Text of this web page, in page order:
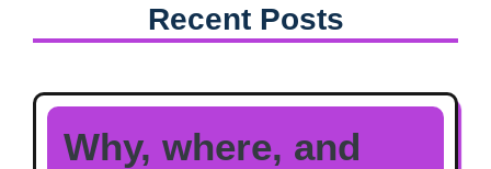
Recent Posts
Why, where, and